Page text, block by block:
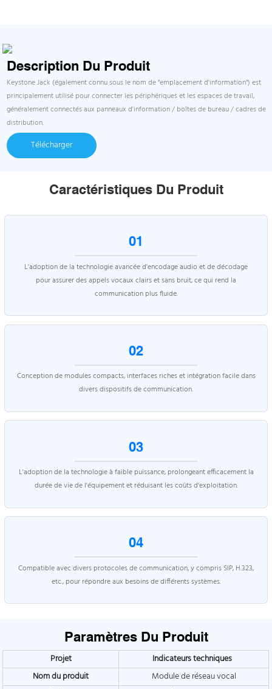
Description Du Produit
Keystone Jack (également connu sous le nom de "emplacement d'information") est
principalement utilisé pour connecter les périphériques et les espaces de travail,
généralement connectés aux panneaux d'information / boîtes de bureau / cadres de
distribution.
Télécharger
Caractéristiques Du Produit
01
L'adoption de la technologie avancée d'encodage audio et de décodage
pour assurer des appels vocaux clairs et sans bruit, ce qui rend la
communication plus fluide.
02
Conception de modules compacts, interfaces riches et intégration facile dans
divers dispositifs de communication.
03
L'adoption de la technologie à faible puissance, prolongeant efficacement la
durée de vie de l'équipement et réduisant les coûts d'exploitation.
04
Compatible avec divers protocoles de communication, y compris SIP, H.323,
etc., pour répondre aux besoins de différents systèmes.
Paramètres Du Produit
Projet
Indicateurs techniques
Nom du produit
Module de réseau vocal